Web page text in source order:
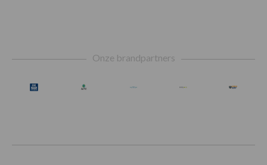
Onze brandpartners